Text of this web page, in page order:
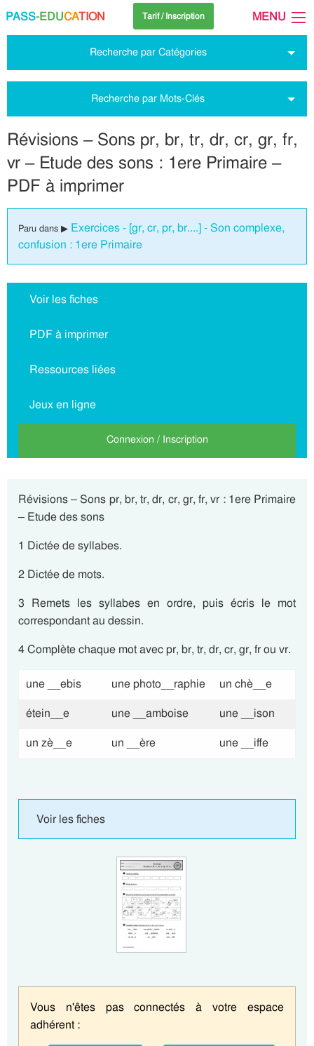
PASS-EDUCATION Tarif / Inscription MENU
Recherche par Catégories
Recherche par Mots-Clés
Révisions – Sons pr, br, tr, dr, cr, gr, fr,
vr – Etude des sons : 1ere Primaire –
PDF à imprimer
Paru dans ▶ Exercices - [gr, cr, pr, br....] - Son complexe,
confusion : 1ere Primaire
Voir les fiches
PDF à imprimer
Ressources liées
Jeux en ligne
Connexion / Inscription
Révisions – Sons pr, br, tr, dr, cr, gr, fr, vr : 1ere Primaire
– Etude des sons
1 Dictée de syllabes.
2 Dictée de mots.
3 Remets les syllabes en ordre, puis écris le mot
correspondant au dessin.
4 Complète chaque mot avec pr, br, tr, dr, cr, gr, fr ou vr.
une __ebis une photo__raphie
un chè__e
étein__e
une __amboise
une __ison
un zè__e
un __ère une __iffe
Voir les fiches
Vous n'êtes pas connectés à votre espace
adhérent :